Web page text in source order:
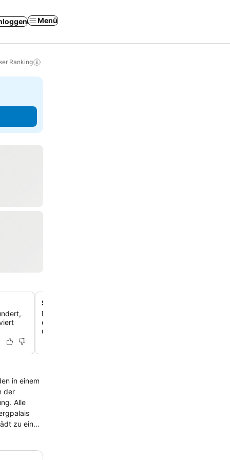
Menü
Ranking
Schallisolierte Zimmer mit toller Aussicht
Erlebe ruhigen Komfort in gut isolierten Zimmern, von
einen atemberaubenden Blick auf das
und die Semperoper bieten.
in einem
Alle
zu einer